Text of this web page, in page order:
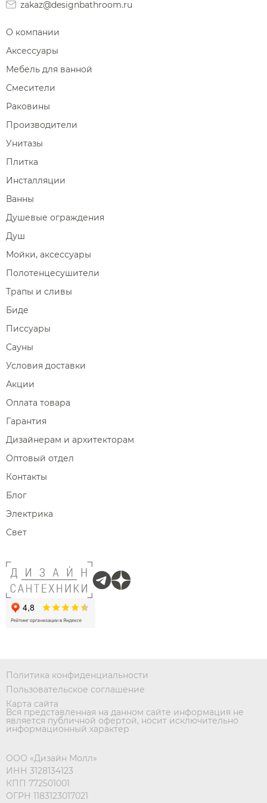
zakaz@designbathroom.ru
О компании
Аксессуары
Мебель для ванной
Смесители
Раковины
Производители
Унитазы
Плитка
Инсталляции
Ванны
Душевые ограждения
Душ
Мойки, аксессуары
Полотенцесушители
Трапы и сливы
Биде
Писсуары
Сауны
Условия доставки
Акции
Оплата товара
Гарантия
Дизайнерам и архитекторам
Оптовый отдел
Контакты
Блог
Электрика
Свет
Политика конфиденциальности
Пользовательское соглашение
Карта сайта
Вся представленная на данном сайте информация не
является публичной офертой, носит исключительно
информационный характер
ООО «Дизайн Молл»
ИНН 3128134123
КПП 772501001
ОГРН 1183123017021